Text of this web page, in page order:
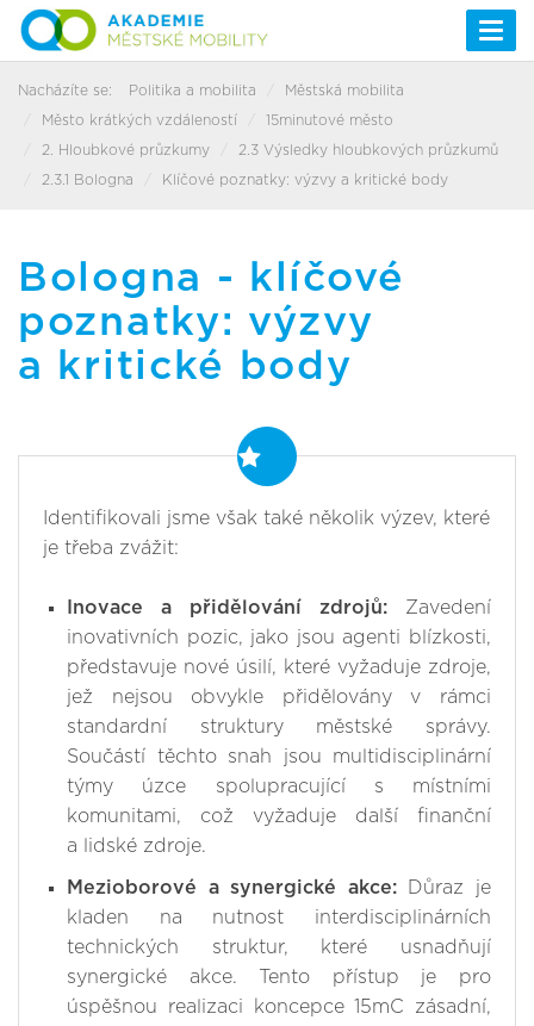
Nacházíte se: Politika a mobilita Městská mobilita
Město krátkých vzdáleností 15minutové město
2. Hloubkové průzkumy 2.3 Výsledky hloubkových průzkumů
2.3.1 Bologna Klíčové poznatky: výzvy a kritické body
Bologna - klíčové
poznatky: výzvy
a kritické body
Identifikovali jsme však také několik výzev, které
je třeba zvážit:
Inovace a přidělování zdrojů: Zavedení
inovativních pozic, jako jsou agenti blízkosti,
představuje nové úsilí, které vyžaduje zdroje,
jež nejsou obvykle přidělovány v rámci
standardní struktury městské správy.
Součástí těchto snah jsou multidisciplinární
týmy úzce spolupracující s místními
komunitami, což vyžaduje další finanční
a lidské zdroje.
Mezioborové a synergické akce:Důraz je
kladen na nutnost interdisciplinárních
technických struktur, které usnadňují
synergické akce. Tento přístup je pro
úspěšnou realizaci koncepce 15mC zásadní,